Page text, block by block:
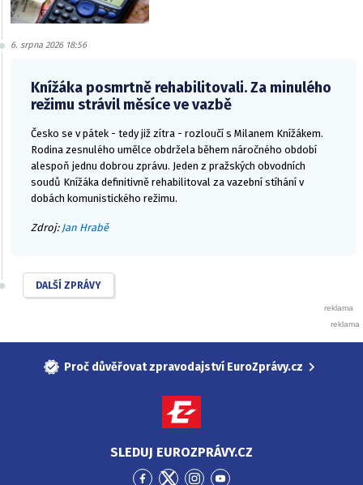
6. srpna 2026 18:56
Knížáka posmrtně rehabilitovali. Za minulého
režimu strávil měsíce ve vazbě
Česko se v pátek - tedy již zítra - rozloučí s Milanem Knížákem.
Rodina zesnulého umělce obdržela během náročného období
alespoň jednu dobrou zprávu. Jeden z pražských obvodních
soudů Knížáka definitivně rehabilitoval za vazební stíhání v
dobách komunistického režimu.
Zdroj: Jan Hrabě
DALŠÍ ZPRÁVY
Proč důvěřovat zpravodajství EuroZprávy.cz
SLEDUJ EUROZPRÁVY.CZ